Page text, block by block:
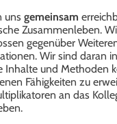
uns gemeinsam
Zusammenleben.
gegenüber
Wir sind daran
Inhalte und Methoden
Fähigkeiten zu
an das